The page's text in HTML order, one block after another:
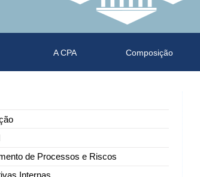
A CPA Composição
de Processos e Riscos